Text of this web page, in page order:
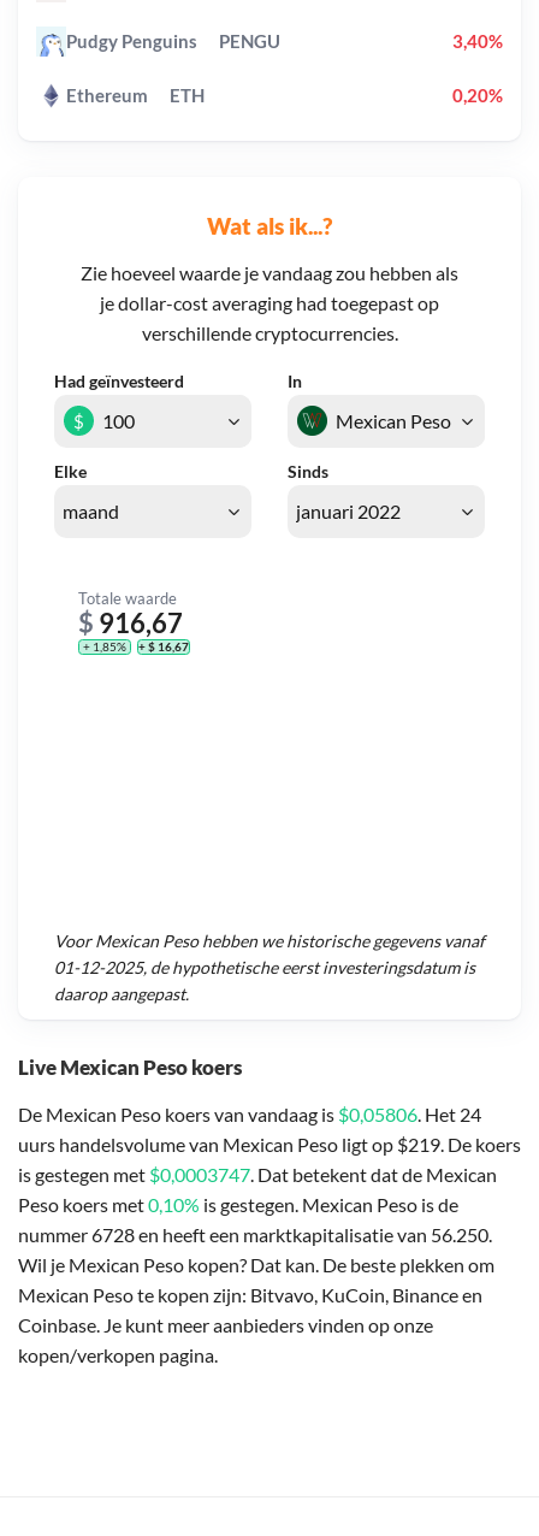
Live Mexican Peso koers
De Mexican Peso koers van vandaag is $0,05806. Het 24
uurs handelsvolume van Mexican Peso ligt op $219. De koers
is gestegen met $0,0003747. Dat betekent dat de Mexican
Peso koers met0,10% is gestegen. Mexican Peso is de
nummer 6728 en heeft een marktkapitalisatie van 56.250.
Wil je Mexican Peso kopen? Dat kan. De beste plekken om
Mexican Peso te kopen zijn: Bitvavo, KuCoin, Binance en
Coinbase. Je kunt meer aanbieders vinden op onze
kopen/verkopen pagina.
Wat als ik...?
Zie hoeveel waarde je vandaag zou hebben als
je dollar-cost averaging had toegepast op
verschillende cryptocurrencies.
Had geïnvesteerd In
Elke Sinds
$
Totale waarde
$ 916,67
+ 1,85% + $ 16,67
VoorMexican Pesohebben we historische gegevens vanaf
01-12-2025, de hypothetische eerst investeringsdatum is
daarop aangepast.
Pudgy Penguins PENGU 3,40%
Ethereum ETH 0,20%